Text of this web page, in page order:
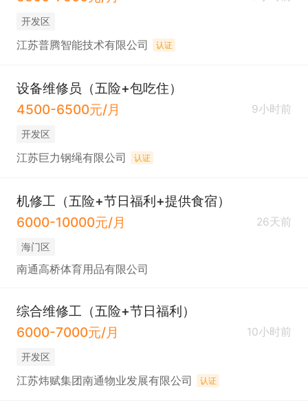
开发区
江苏普腾智能技术有限公司 认证
设备维修员（五险+包吃住）
4500-6500元/月
9小时前
开发区
江苏巨力钢绳有限公司 认证
机修工（五险+节日福利+提供食宿）
6000-10000元/月
26天前
海门区
南通高桥体育用品有限公司
综合维修工（五险+节日福利）
6000-7000元/月
10小时前
开发区
江苏炜赋集团南通物业发展有限公司 认证